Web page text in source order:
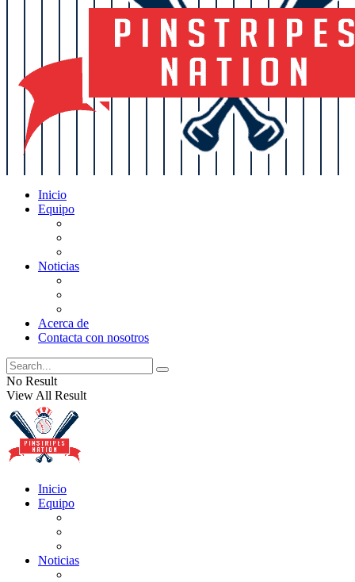
Inicio
Equipo
Noticias
Acerca de
Contacta con nosotros
No Result
View All Result
Inicio
Equipo
Noticias